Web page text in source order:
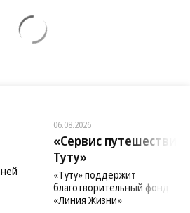
06.08.2026
«Сервис путешествий
Туту»
«Туту» поддержит
благотворительный фонд
«Линия Жизни»